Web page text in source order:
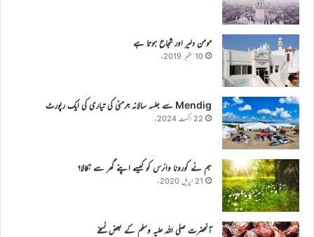
مومن دلیر اور شجاع ہوتا ہے
10 ستمبر 2019ء
Mendig سے جلسہ سالانہ جرمنی کی تیاری کی ایک رپورٹ
22 اگست 2024ء
ہم نے کورونا وائرس کو کیسے اپنے گھر سے نکالا؟
21 اپریل 2020ء
آنحضرت صلی اللہ علیہ وسلم کے بعض نسخے